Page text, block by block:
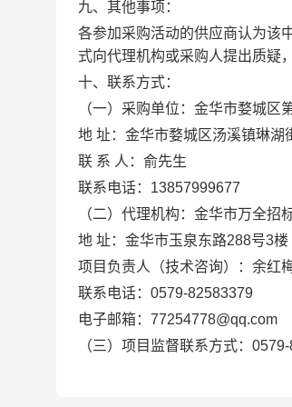
九、其他事项：
各参加采购活动的供应商认为该
式向代理机构或采购人提出质疑
十、联系方式：
（一）采购单位：金华市婺城区
地 址：金华市婺城区汤溪镇琳湖
联 系 人：俞先生
联系电话：13857999677
（二）代理机构：金华市万全招
地 址：金华市玉泉东路288号3楼
项目负责人（技术咨询）：余红
联系电话：0579-82583379
电子邮箱：77254778@qq.com
（三）项目监督联系方式：